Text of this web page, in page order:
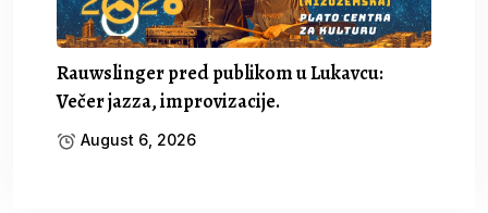
Rauwslinger pred publikom u Lukavcu:
Večer jazza, improvizacije.
August 6, 2026